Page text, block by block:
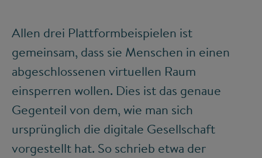
Allen drei Plattformbeispielen ist
gemeinsam, dass sie Menschen in einen
abgeschlossenen virtuellen Raum
einsperren wollen. Dies ist das genaue
Gegenteil von dem, wie man sich
ursprünglich die digitale Gesellschaft
vorgestellt hat. So schrieb etwa der